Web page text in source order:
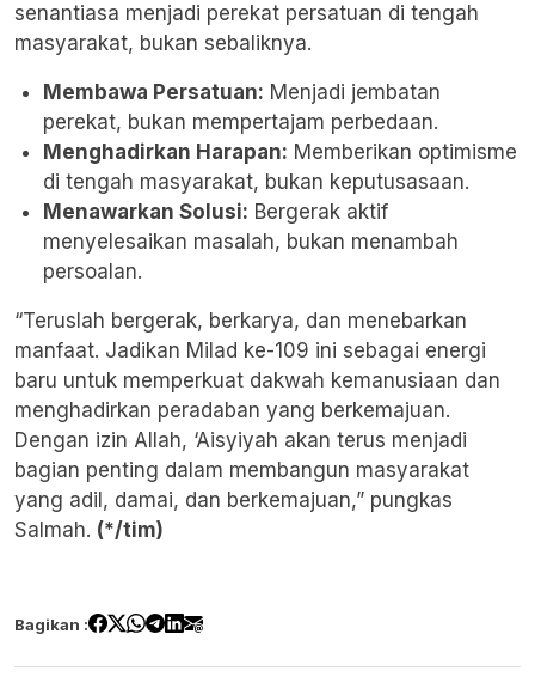
senantiasa menjadi perekat persatuan di tengah
masyarakat, bukan sebaliknya.
Membawa Persatuan: Menjadi jembatan
perekat, bukan mempertajam perbedaan.
Menghadirkan Harapan: Memberikan optimisme
di tengah masyarakat, bukan keputusasaan.
Menawarkan Solusi: Bergerak aktif
menyelesaikan masalah, bukan menambah
persoalan.
“Teruslah bergerak, berkarya, dan menebarkan
manfaat. Jadikan Milad ke-109 ini sebagai energi
baru untuk memperkuat dakwah kemanusiaan dan
menghadirkan peradaban yang berkemajuan.
Dengan izin Allah, ‘Aisyiyah akan terus menjadi
bagian penting dalam membangun masyarakat
yang adil, damai, dan berkemajuan,” pungkas
Salmah. (*/tim)
Bagikan :